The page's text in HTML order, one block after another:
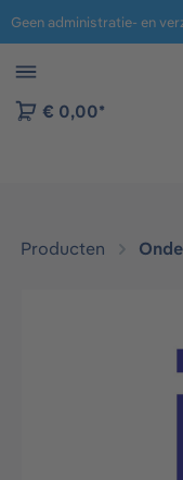
naar navigatie B2B-
€ 0,00*
Producten